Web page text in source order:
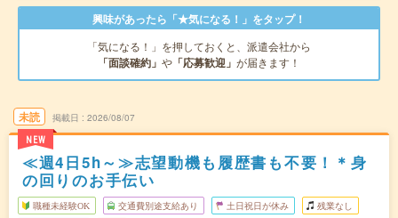
興味があったら「★気になる！」をタップ！
「気になる！」を押しておくと、派遣会社から
「面談確約」 や 「応募歓迎」 が届きます！
未読
NEW
掲載日 2026/08/07
≪週4日5h～≫志望動機も履歴書も不要！＊身
の回りのお手伝い
職種未経験OK 交通費別途支給あり 土日祝日が休み 残業なし